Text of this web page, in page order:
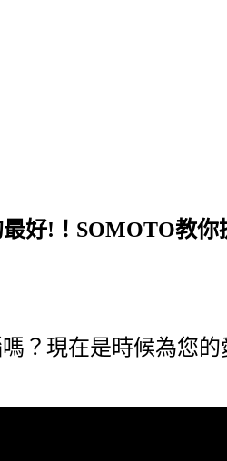
好!！SOMOTO教你
？現在是時候為您